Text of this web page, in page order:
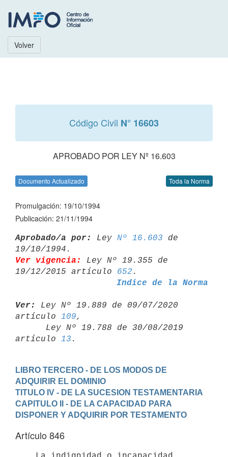
Volver
Código Civil N° 16603
APROBADO POR LEY Nº 16.603
Documento Actualizado Toda la Norma
Promulgación: 19/10/1994
Publicación: 21/11/1994
Aprobado/a por: Ley Nº 16.603 de
Ver vigencia:
Ley Nº 19.355 de
19/12/2015 artículo 652
Indice de la Norma
Ver:
Ley Nº 19.889 de 09/07/2020
artículo 109,
artículo 13
LIBRO TERCERO - DE LOS MODOS DE
ADQUIRIR EL DOMINIO
TITULO IV - DE LA SUCESION TESTAMENTARIA
CAPITULO II - DE LA CAPACIDAD PARA
DISPONER Y ADQUIRIR POR TESTAMENTO
Artículo 846